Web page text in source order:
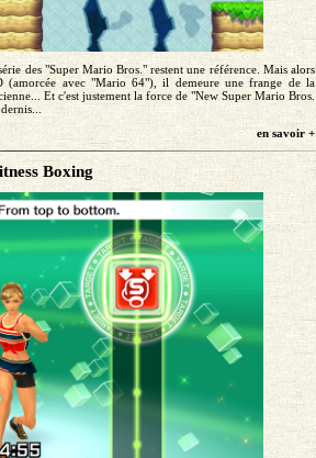
des "Super Mario Bros." restent une référence. Mais alors
(amorcée avec "Mario 64"), il demeure une frange de la
Et c'est justement la force de "New Super Mario Bros.
en savoir +
Boxing